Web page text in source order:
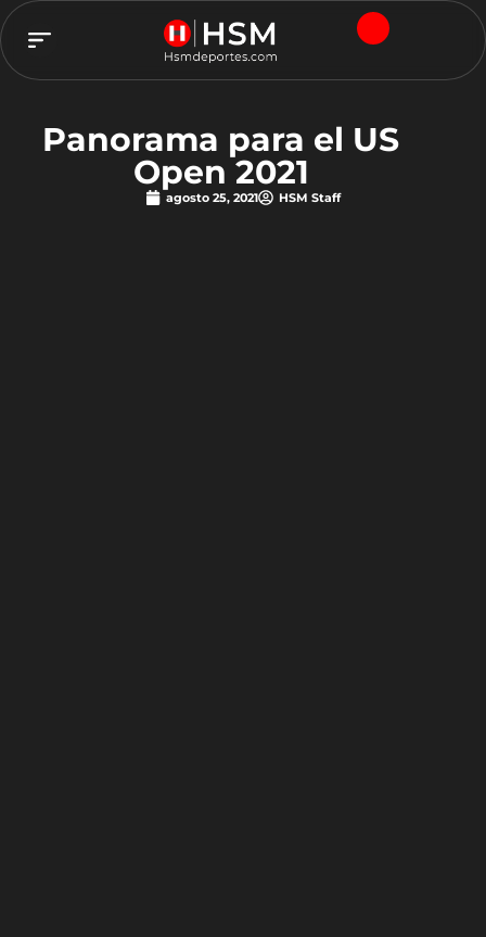
Panorama para el US
Open 2021
agosto 25, 2021 HSM Staff